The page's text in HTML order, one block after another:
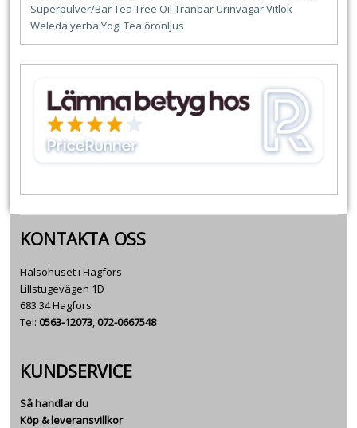
Superpulver/BärTea Tree Oil TranbärUrinvägarVitlök
Weleda yerba Yogi Tea öronljus
KONTAKTA OSS
Hälsohuset i Hagfors
Lillstugevägen 1D
683 34 Hagfors
Tel: 0563-12073, 072-0667548
KUNDSERVICE
Så handlar du
Köp & leveransvillkor